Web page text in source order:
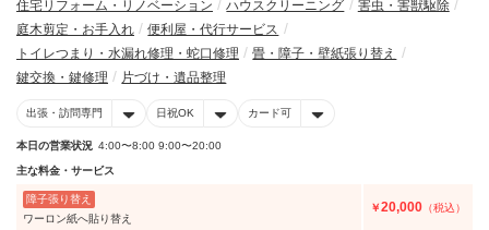
住宅リフォーム・リノベーション ハウスクリーニング
害虫・害獣駆除
庭木剪定・お手入れ
便利屋・代行サービス
トイレつまり・水漏れ修理・蛇口修理
畳・障子・壁紙張り替え
鍵交換・鍵修理
片づけ・遺品整理
出張・訪問専門 日祝OK カード可
本日の営業状況 4:00〜8:00 9:00〜20:00
主な料金・サービス
障子張り替え
ワーロン紙へ貼り替え
￥20,000 （税込）